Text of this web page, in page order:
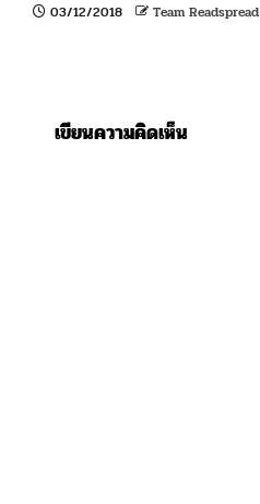
03/12/2018 Team Readspread
เขียนความคิดเห็น